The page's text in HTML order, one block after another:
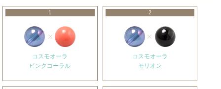
1
コスモオーラ
ピンクコーラル
2
コスモオーラ
モリオン